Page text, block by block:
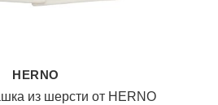
HERNO
из шерсти от HERNO